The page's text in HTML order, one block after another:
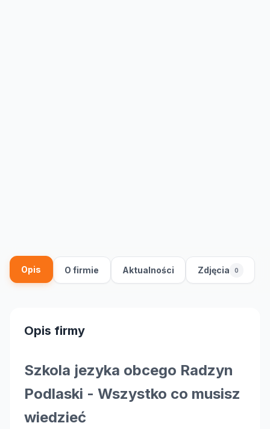
Opis O firmie Aktualności Zdjęcia 0
Opis firmy
Szkola jezyka obcego Radzyn
Podlaski - Wszystko co musisz
wiedzieć